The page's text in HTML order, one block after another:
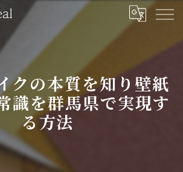
クの本質を知り壁紙
識を群馬県で実現す
る方法